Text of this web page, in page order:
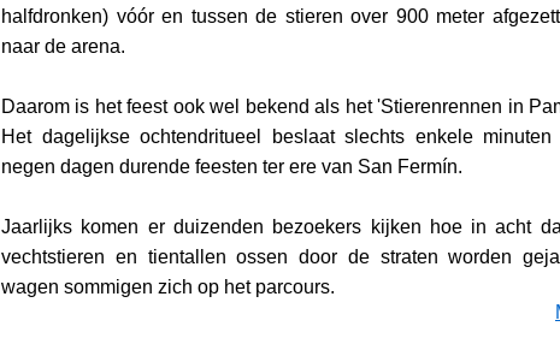
halfdronken) vóór en tussen de stieren over 900 meter
naar de arena.
Daarom is het feest ook wel bekend als het 'Stierenrennen in
Het dagelijkse ochtendritueel beslaat slechts enkele
negen dagen durende feesten ter ere van San Fermín.
Jaarlijks komen er duizenden bezoekers kijken hoe in acht
vechtstieren en tientallen ossen door de straten worden
wagen sommigen zich op het parcours.